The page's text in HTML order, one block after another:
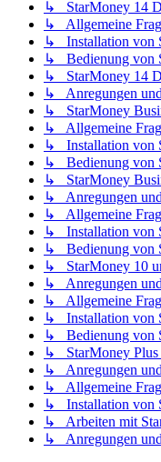
↳ StarMoney 14
↳ Allgemeine
↳ Installation von
↳ Bedienung von
↳ StarMoney 14
↳ Anregungen
↳ StarMoney
↳ Allgemeine
↳ Installation von
↳ Bedienung von
↳ StarMoney
↳ Anregungen und
↳ Allgemeine
↳ Installation von
↳ Bedienung von
↳ StarMoney 10
↳ Anregungen
↳ Allgemeine
↳ Installation von
↳ Bedienung von
↳ StarMoney Plus
↳ Anregungen
↳ Allgemeine
↳ Installation von
↳ Arbeiten mit
↳ Anregungen